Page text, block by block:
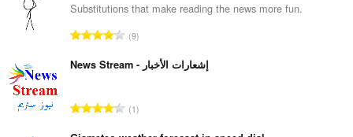
與
瀏
覽
動。
Substitutions that make reading the news more fun.
評
的
數
9
News Stream - إشعارات الأخبار
評
1